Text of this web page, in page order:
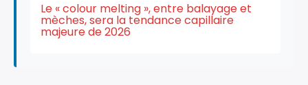
Le « colour melting », entre balayage et
mèches, sera la tendance capillaire
majeure de 2026